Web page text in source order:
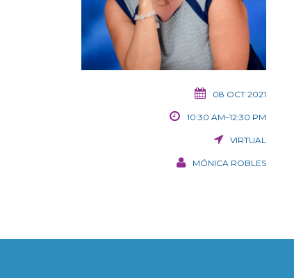
08 OCT 2021
10:30 AM–12:30 PM
VIRTUAL
MÓNICA ROBLES